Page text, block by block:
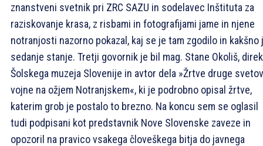
znanstveni svetnik pri ZRC SAZU in sodelavec Inštituta za
raziskovanje krasa, z risbami in fotografijami jame in njene
notranjosti nazorno pokazal, kaj se je tam zgodilo in kakšno
sedanje stanje. Tretji govornik je bil mag. Stane Okoliš,
Šolskega muzeja Slovenije in avtor dela »Žrtve druge
vojne na ožjem Notranjskem«, ki je podrobno opisal žrtve,
katerim grob je postalo to brezno. Na koncu sem se oglasil
tudi podpisani kot predstavnik Nove Slovenske zaveze in
opozoril na pravico vsakega človeškega bitja do javnega